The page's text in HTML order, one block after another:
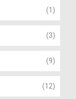
(1)
(3)
(9)
(12)